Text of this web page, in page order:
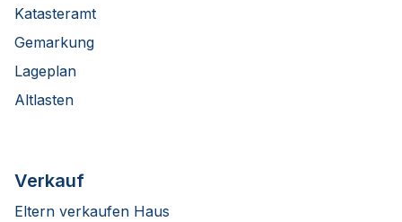
Katasteramt
Gemarkung
Lageplan
Altlasten
Verkauf
Eltern verkaufen Haus